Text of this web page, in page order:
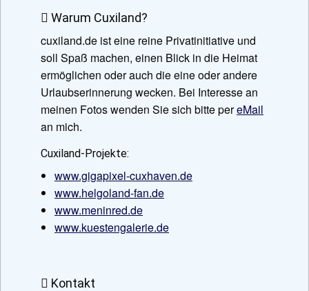
Warum Cuxiland?
cuxiland.de ist eine reine Privatinitiative und
soll Spaß machen, einen Blick in die Heimat
ermöglichen oder auch die eine oder andere
Urlaubserinnerung wecken. Bei Interesse an
meinen Fotos wenden Sie sich bitte pereMail
an mich.
Cuxiland-Projekte:
www.gigapixel-cuxhaven.de
www.helgoland-fan.de
www.meninred.de
www.kuestengalerie.de
Kontakt